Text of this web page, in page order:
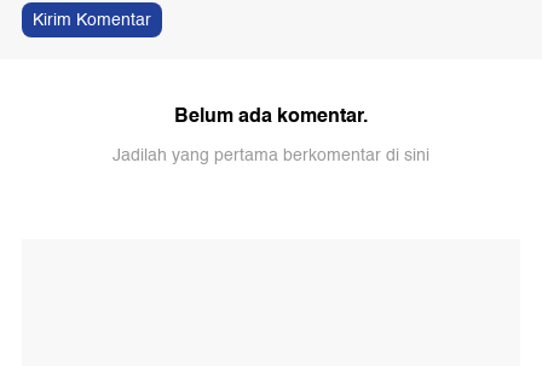
Kirim Komentar
Belum ada komentar.
Jadilah yang pertama berkomentar di sini